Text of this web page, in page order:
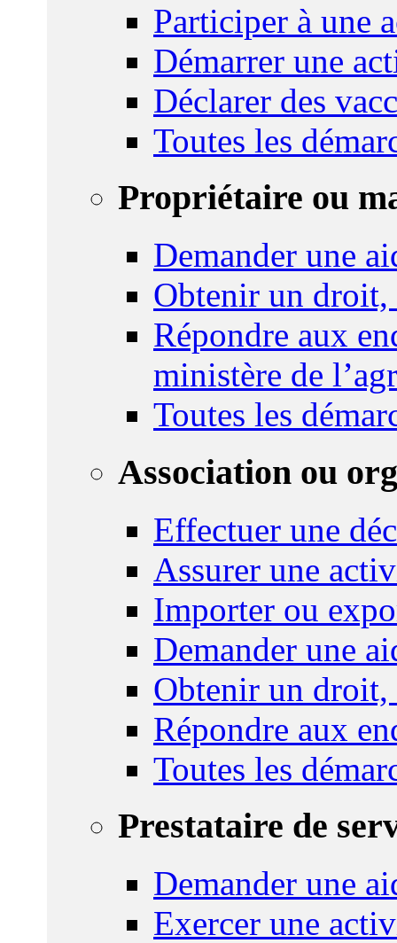
Participer à une
Démarrer une
Déclarer des
Toutes les
Propriétaire ou
Demander une
Obtenir un droit,
Répondre aux
ministère de
Toutes les
Association ou
Effectuer une
Assurer une
Importer ou
Demander une
Obtenir un droit,
Répondre aux
Toutes les
Prestataire de
Demander une
Exercer une